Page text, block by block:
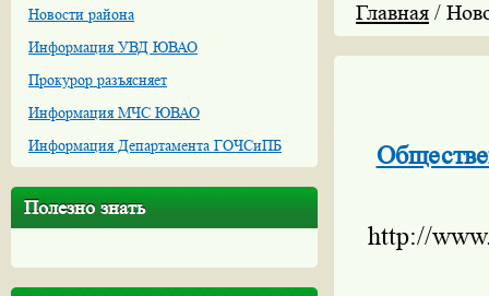
Новости района
Информация УВД ЮВАО
Прокурор разъясняет
Информация МЧС ЮВАО
Информация Департамента ГОЧСиПБ
Полезно знать
Главная /
http://